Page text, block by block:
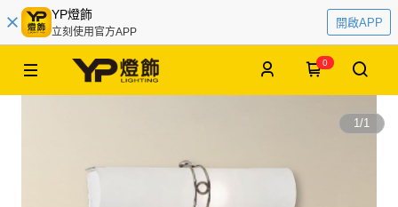
YP燈飾
立刻使用官方APP
開啟APP
0
1/1